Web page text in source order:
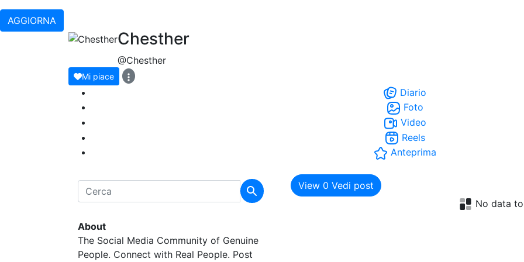
AGGIORNA
Chesther
@Chesther
Mi piace
Diario
Foto
Video
Reels
Anteprima
About
The Social Media Community of Genuine
People. Connect with Real People. Post
View 0 Vedi post
No data